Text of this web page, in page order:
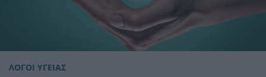
ΛΟΓΟΙ ΥΓΕΙΑΣ